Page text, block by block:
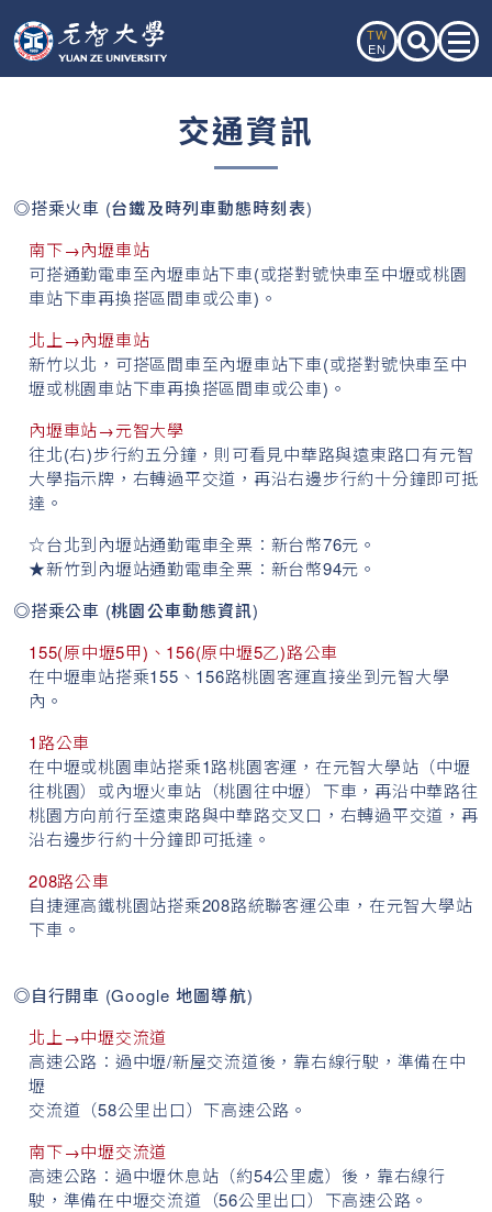
TW
EN
交通資訊
◎搭乘火車 (台鐵及時列車動態時刻表)
南下→內壢車站
可搭通勤電車至內壢車站下車(或搭對號快車至中壢或桃園
車站下車再換搭區間車或公車)。
北上→內壢車站
新竹以北，可搭區間車至內壢車站下車(或搭對號快車至中
壢或桃園車站下車再換搭區間車或公車)。
內壢車站→元智大學
往北(右)步行約五分鐘，則可看見中華路與遠東路口有元智
大學指示牌，右轉過平交道，再沿右邊步行約十分鐘即可抵
達。
☆台北到內壢站通勤電車全票：新台幣76元。
★新竹到內壢站通勤電車全票：新台幣94元。
◎搭乘公車 (桃園公車動態資訊)
155(原中壢5甲)、156(原中壢5乙)路公車
在中壢車站搭乘155、156路桃園客運直接坐到元智大學
內。
1路公車
在中壢或桃園車站搭乘1路桃園客運，在元智大學站（中壢
往桃園）或內壢火車站（桃園往中壢）下車，再沿中華路往
桃園方向前行至遠東路與中華路交叉口，右轉過平交道，再
沿右邊步行約十分鐘即可抵達。
208路公車
自捷運高鐵桃園站搭乘208路統聯客運公車，在元智大學站
下車。
◎自行開車 (Google 地圖導航)
北上→中壢交流道
高速公路：過中壢/新屋交流道後，靠右線行駛，準備在中
壢
交流道（58公里出口）下高速公路。
南下→中壢交流道
高速公路：過中壢休息站（約54公里處）後，靠右線行
駛，準備在中壢交流道（56公里出口）下高速公路。